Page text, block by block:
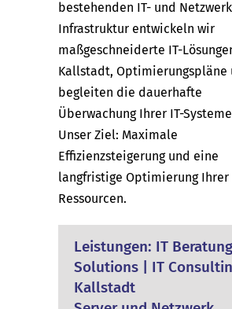
bestehenden IT- und
Infrastruktur entwickeln wir
maßgeschneiderte IT-
Kallstadt, Optimierungspläne
begleiten die dauerhafte
Überwachung Ihrer IT-
Unser Ziel: Maximale
Effizienzsteigerung und eine
langfristige Optimierung Ihrer
Ressourcen.
Leistungen: IT
Solutions | IT
Kallstadt